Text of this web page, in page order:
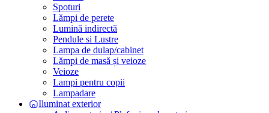
Spoturi
Lămpi de perete
Lumină indirectă
Pendule si Lustre
Lampa de dulap/cabinet
Lămpi de masă și veioze
Veioze
Lampi pentru copii
Lampadare
Iluminat exterior